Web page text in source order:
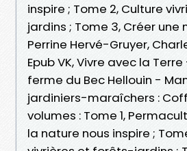
inspire ; Tome 2, Culture
jardins ; Tome 3, Créer
Perrine Hervé-Gruyer,
Epub VK, Vivre avec la
ferme du Bec Hellouin -
jardiniers-maraîchers :
volumes : Tome 1,
la nature nous inspire ;